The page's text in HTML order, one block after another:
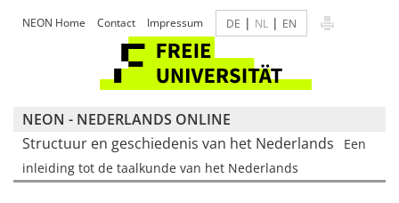
NEON Home Contact Impressum DE | NL | EN
NEON - NEDERLANDS ONLINE
Structuur en geschiedenis van het Nederlands
Een
inleiding tot de taalkunde van het Nederlands